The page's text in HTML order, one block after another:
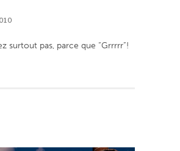
surtout pas, parce que “Grrrrr”!